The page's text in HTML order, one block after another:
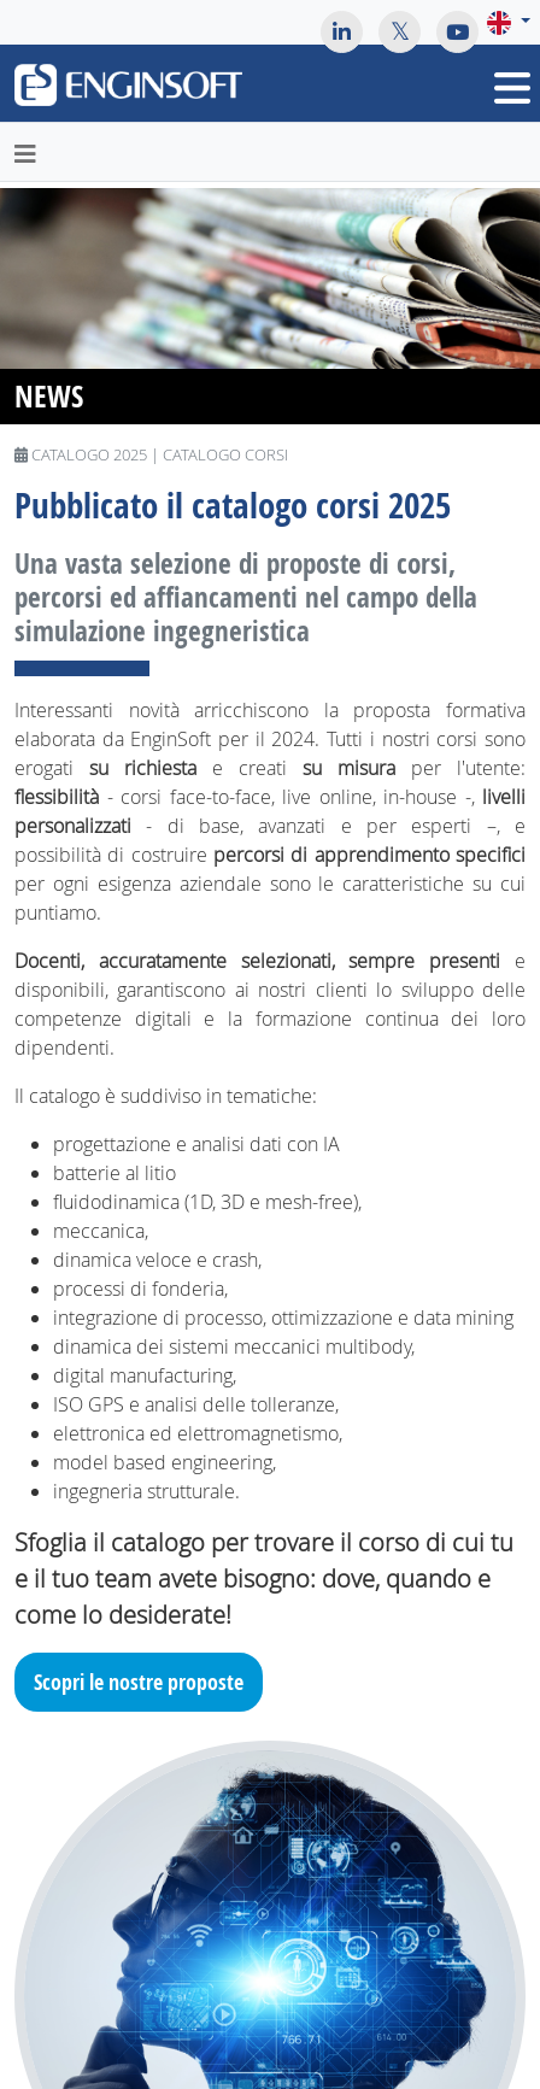
NEWS
CATALOGO 2025 | CATALOGO CORSI
Pubblicato il catalogo corsi 2025
Una vasta selezione di proposte di corsi,
percorsi ed affiancamenti nel campo della
simulazione ingegneristica
Interessanti novità arricchiscono la proposta formativa
elaborata da EnginSoft per il 2024. Tutti i nostri corsi sono
erogati su richiesta e creati su misura per l'utente:
flessibilità - corsi face-to-face, live online, in-house -, livelli
personalizzati - di base, avanzati e per esperti –, e
possibilità di costruire percorsi di apprendimento specifici
per ogni esigenza aziendale sono le caratteristiche su cui
puntiamo.
Docenti, accuratamente selezionati, sempre presenti e
disponibili, garantiscono ai nostri clienti lo sviluppo delle
competenze digitali e la formazione continua dei loro
dipendenti.
Il catalogo è suddiviso in tematiche:
progettazione e analisi dati con IA
batterie al litio
fluidodinamica (1D, 3D e mesh-free),
meccanica,
dinamica veloce e crash,
processi di fonderia,
integrazione di processo, ottimizzazione e data mining
dinamica dei sistemi meccanici multibody,
digital manufacturing,
ISO GPS e analisi delle tolleranze,
elettronica ed elettromagnetismo,
model based engineering,
ingegneria strutturale.
Sfoglia il catalogo per trovare il corso di cui tu
e il tuo team avete bisogno: dove, quando e
come lo desiderate!
Scopri le nostre proposte
May we use cookies to track your activities? We take your
privacy very seriously. Please see our privacy policy for details
and any questions.